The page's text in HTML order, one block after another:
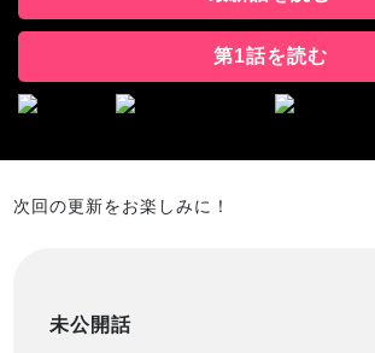
第1話を読む
次回の更新をお楽しみに！
未公開話